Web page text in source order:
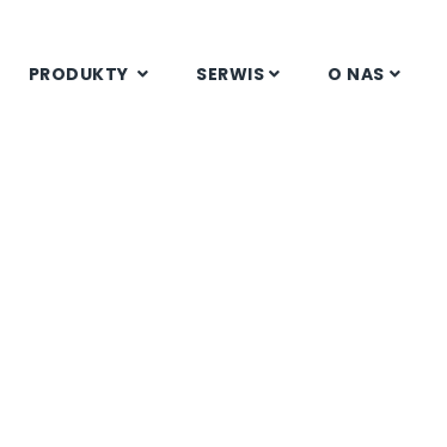
PRODUKTY SERWIS O NAS